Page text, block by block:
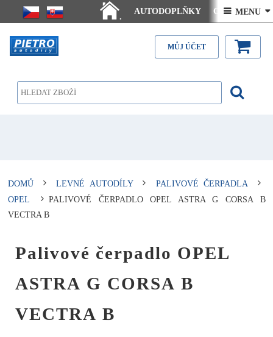
.
AUTODOPLŇKY Ceny doručení
Články - návody Kontakt
 MENU 
MŮJ ÚČET
DOMŮ LEVNÉ AUTODÍLY
PALIVOVÉ ČERPADLA
OPEL
PALIVOVÉ ČERPADLO OPEL ASTRA G CORSA B
VECTRA B
Palivové čerpadlo OPEL
ASTRA G CORSA B
VECTRA B